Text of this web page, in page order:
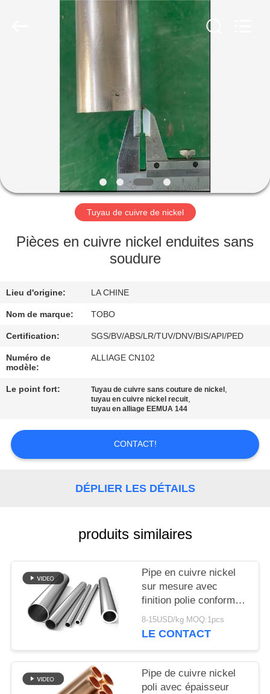
PRODUITS
DE
NOUS
VISITE
CONTRÔLE
DE
QUALITÉ
CONTACTEZ-
NOUS
DES
NOUVELLES
SITE
PRIVACY
POLICY
Tuyau de cuivre de nickel
Pièces en cuivre nickel enduites sans
soudure
Lieu d'origine: LA CHINE
Nom de marque: TOBO
Certification: SGS/BV/ABS/LR/TUV/DNV/BIS/API/PED
Numéro de
modèle:
ALLIAGE CN102
Le point fort: Tuyau de cuivre sans couture de nickel ,
tuyau en cuivre nickel recuit,
tuyau en alliage EEMUA 144
CONTACT!
DÉPLIER LES DÉTAILS
produits similaires
Pipe en cuivre nickel
sur mesure avec
finition polie conforme
à la norme ASTM
8-15USD/kg MOQ:1pcs
LE CONTACT
Pipe de cuivre nickel
poli avec épaisseur